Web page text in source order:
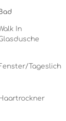
Bad
In
Tageslicht